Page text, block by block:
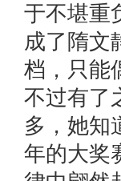
于不堪重
成了隋文
档，只能
不过有了
多，她
年的大奖